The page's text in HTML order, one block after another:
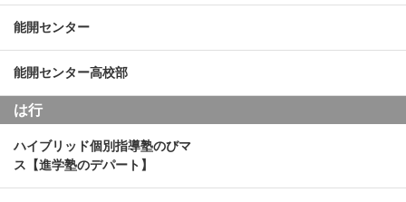
能開センター
能開センター高校部
は行
ハイブリッド個別指導塾のびマ
ス【進学塾のデパート】